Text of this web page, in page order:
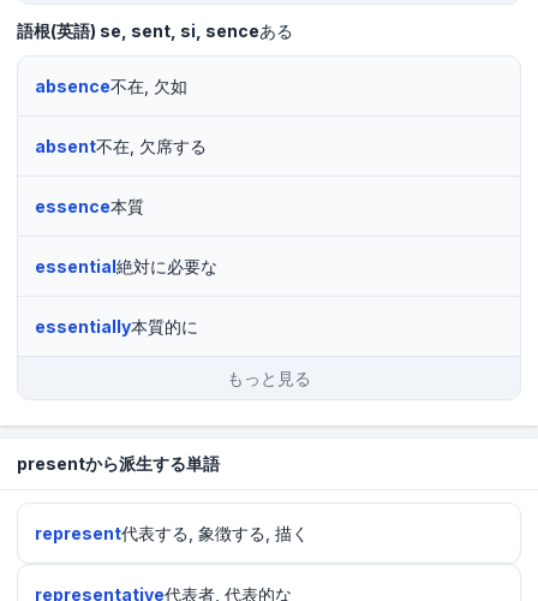
語根(英語) se, sent, si, senceある
absence不在, 欠如
absent不在, 欠席する
essence本質
essential絶対に必要な
essentially本質的に
もっと見る
presentから派生する単語
represent代表する, 象徴する, 描く
representative代表者, 代表的な